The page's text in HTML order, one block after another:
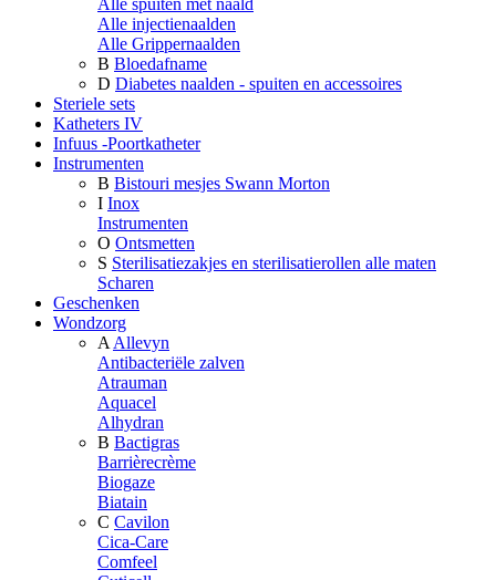
Alle spuiten met naald
Alle injectienaalden
Alle Grippernaalden
B Bloedafname
D Diabetes naalden - spuiten en accessoires
Steriele sets
Katheters IV
Infuus -Poortkatheter
Instrumenten
B Bistouri mesjes Swann Morton
I Inox
Instrumenten
O Ontsmetten
S Sterilisatiezakjes en sterilisatierollen alle maten
Scharen
Geschenken
Wondzorg
A Allevyn
Antibacteriële zalven
Atrauman
Aquacel
Alhydran
B Bactigras
Barrièrecrème
Biogaze
Biatain
C Cavilon
Cica-Care
Comfeel